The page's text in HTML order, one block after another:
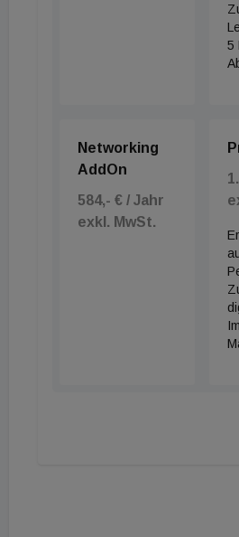
5
Networking
AddOn
584,- € / Jahr
exkl. MwSt.